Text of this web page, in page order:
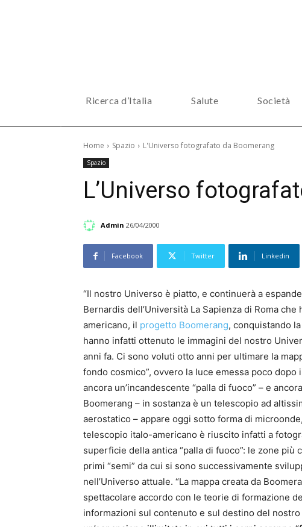
Ricerca d’Italia Salute Società
Home Spazio L'Universo fotografato da Boomerang
Spazio
L’Universo
Admin 26/04/2000
Facebook Twitter Linkedin
“Il nostro Universo è piatto, e continuerà a
Bernardis dell’Università La Sapienza di Roma
americano, il progetto Boomerang, conquistando
hanno infatti ottenuto le immagini del nostro
anni fa. Ci sono voluti otto anni per ultimare la
fondo cosmico”, ovvero la luce emessa poco
ancora un’incandescente “palla di fuoco” – e
Boomerang – in sostanza è un telescopio ad
aerostatico – appare oggi sotto forma di
telescopio italo-americano è riuscito infatti a
superficie della antica “palla di fuoco”: le zone
primi “semi” da cui si sono successivamente
nell’Universo attuale. “La mappa creata da
spettacolare accordo con le teorie di formazione
informazioni sul contenuto e sul destino del